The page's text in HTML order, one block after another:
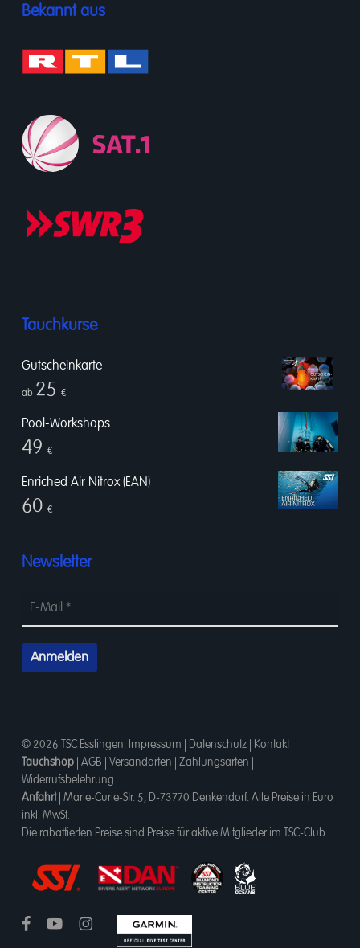
Bekannt aus
Tauchkurse
Gutscheinkarte
ab 25 €
Pool-Workshops
49 €
Enriched Air Nitrox (EAN)
60 €
Newsletter
© 2026 TSC Esslingen. Impressum Datenschutz| Kontakt
Tauchshop| AGB Versandarten Zahlungsarten
Widerrufsbelehrung
Anfahrt| Marie-Curie-Str. 5, D-73770 Denkendorf. Alle Preise in Euro
inkl. MwSt.
Die rabattierten Preise sind Preise für aktive Mitglieder im TSC-Club.